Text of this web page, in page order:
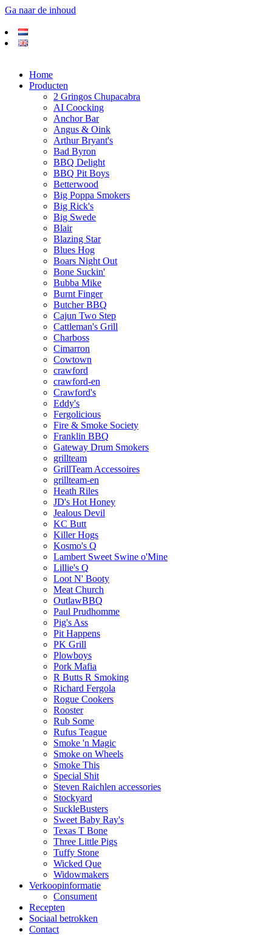
Ga naar de inhoud
Home
Producten
2 Gringos Chupacabra
AI Coocking
Anchor Bar
Angus & Oink
Arthur Bryant's
Bad Byron
BBQ Delight
BBQ Pit Boys
Betterwood
Big Poppa Smokers
Big Rick's
Big Swede
Blair
Blazing Star
Blues Hog
Boars Night Out
Bone Suckin'
Bubba Mike
Burnt Finger
Butcher BBQ
Cajun Two Step
Cattleman's Grill
Charboss
Cimarron
Cowtown
crawford
crawford-en
Crawford's
Eddy's
Fergolicious
Fire & Smoke Society
Franklin BBQ
Gateway Drum Smokers
grillteam
GrillTeam Accessoires
grillteam-en
Heath Riles
JD's Hot Honey
Jealous Devil
KC Butt
Killer Hogs
Kosmo's Q
Lambert Sweet Swine o'Mine
Lillie's Q
Loot N' Booty
Meat Church
OutlawBBQ
Paul Prudhomme
Pig's Ass
Pit Happens
PK Grill
Plowboys
Pork Mafia
R Butts R Smoking
Richard Fergola
Rogue Cookers
Rooster
Rub Some
Rufus Teague
Smoke 'n Magic
Smoke on Wheels
Smoke This
Special Shit
Steven Raichlen accessories
Stockyard
SuckleBusters
Sweet Baby Ray's
Texas T Bone
Three Little Pigs
Tuffy Stone
Wicked Que
Widowmakers
Verkoopinformatie
Consument
Recepten
Sociaal betrokken
Contact